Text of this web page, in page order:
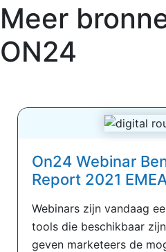
Meer
ON24
On24 Webinar
Report 2021
Webinars zijn vandaag
tools die beschikbaar
geven marketeers de